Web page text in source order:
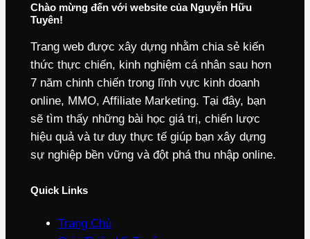
Chào mừng đến với website của Nguyễn Hữu
Tuyên!
Trang web được xây dựng nhằm chia sẻ kiến
thức thực chiến, kinh nghiệm cá nhân sau hơn
7 năm chinh chiến trong lĩnh vực kinh doanh
online, MMO, Affiliate Marketing. Tại đây, bạn
sẽ tìm thấy những bài học giá trị, chiến lược
hiệu quả và tư duy thực tế giúp bạn xây dựng
sự nghiệp bền vững và đột phá thu nhập online.
Quick Links
Trang Chủ